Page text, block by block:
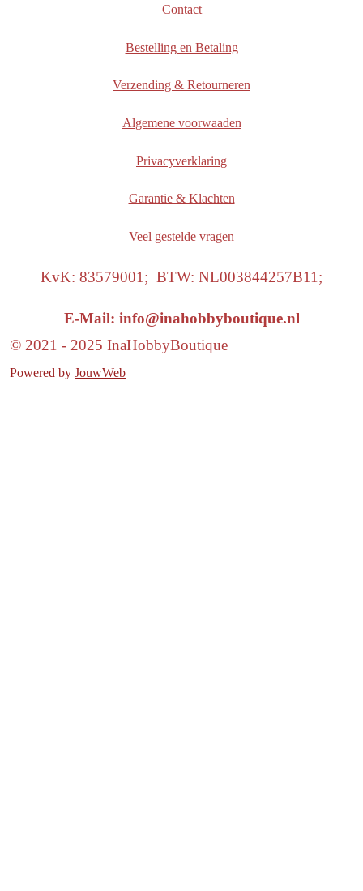
Contact
Bestelling en Betaling
Verzending & Retourneren
Algemene voorwaaden
Privacyverklaring
Garantie & Klachten
Veel gestelde vragen
KvK: 83579001; BTW: NL003844257B11;
E-Mail: info@inahobbyboutique.nl
© 2021 - 2025 InaHobbyBoutique
Powered by JouwWeb